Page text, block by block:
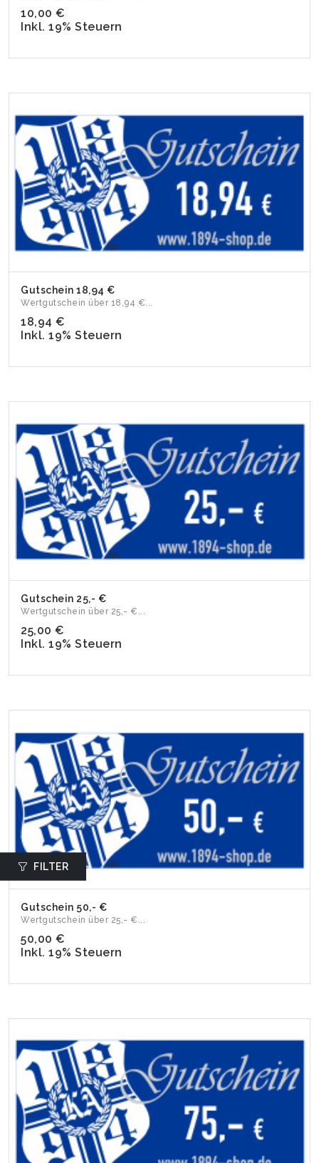
FILTER
10,00 €
Inkl. 19% Steuern
Gutschein 18,94 €
Wertgutschein über 18,94 €...
18,94 €
Inkl. 19% Steuern
Gutschein 25,- €
Wertgutschein über 25,- €...
25,00 €
Inkl. 19% Steuern
Gutschein 50,- €
Wertgutschein über 25,- €...
50,00 €
Inkl. 19% Steuern